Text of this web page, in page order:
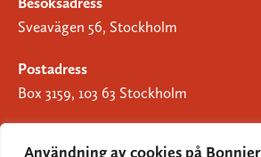
Användning av cookies på
Sveavägen 56, Stockholm
Postadress
Box 3159, 103 63 Stockholm